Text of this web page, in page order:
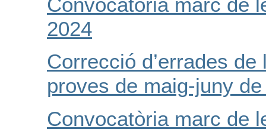
2024
Correcció d’errades
proves de maig-juny
Convocatòria marc de